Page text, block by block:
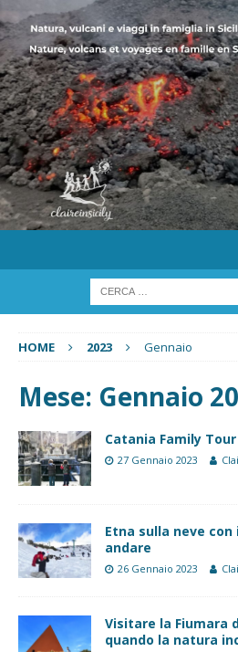
HOME 2023 Gennaio
Mese: Gennaio
Catania Family Tour
27 Gennaio 2023
Etna sulla neve
andare
26 Gennaio 2023
Visitare la Fiumara
quando la natura